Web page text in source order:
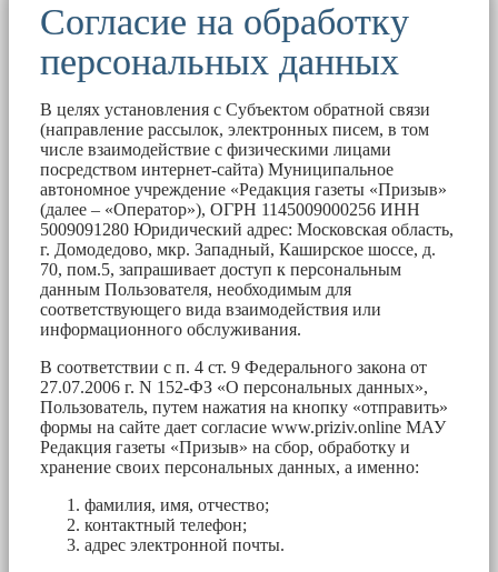
Согласие на обработку
персональных данных
В целях установления с Субъектом обратной связи
(направление рассылок, электронных писем, в том
числе взаимодействие с физическими лицами
посредством интернет-сайта) Муниципальное
автономное учреждение «Редакция газеты «Призыв»
(далее – «Оператор»), ОГРН 1145009000256 ИНН
5009091280 Юридический адрес: Московская область,
г. Домодедово, мкр. Западный, Каширское шоссе, д.
70, пом.5, запрашивает доступ к персональным
данным Пользователя, необходимым для
соответствующего вида взаимодействия или
информационного обслуживания.
В соответствии с п. 4 ст. 9 Федерального закона от
27.07.2006 г. N 152-ФЗ «О персональных данных»,
Пользователь, путем нажатия на кнопку «отправить»
формы на сайте дает согласие www.priziv.online МАУ
Редакция газеты «Призыв» на сбор, обработку и
хранение своих персональных данных, а именно:
фамилия, имя, отчество;
контактный телефон;
адрес электронной почты.